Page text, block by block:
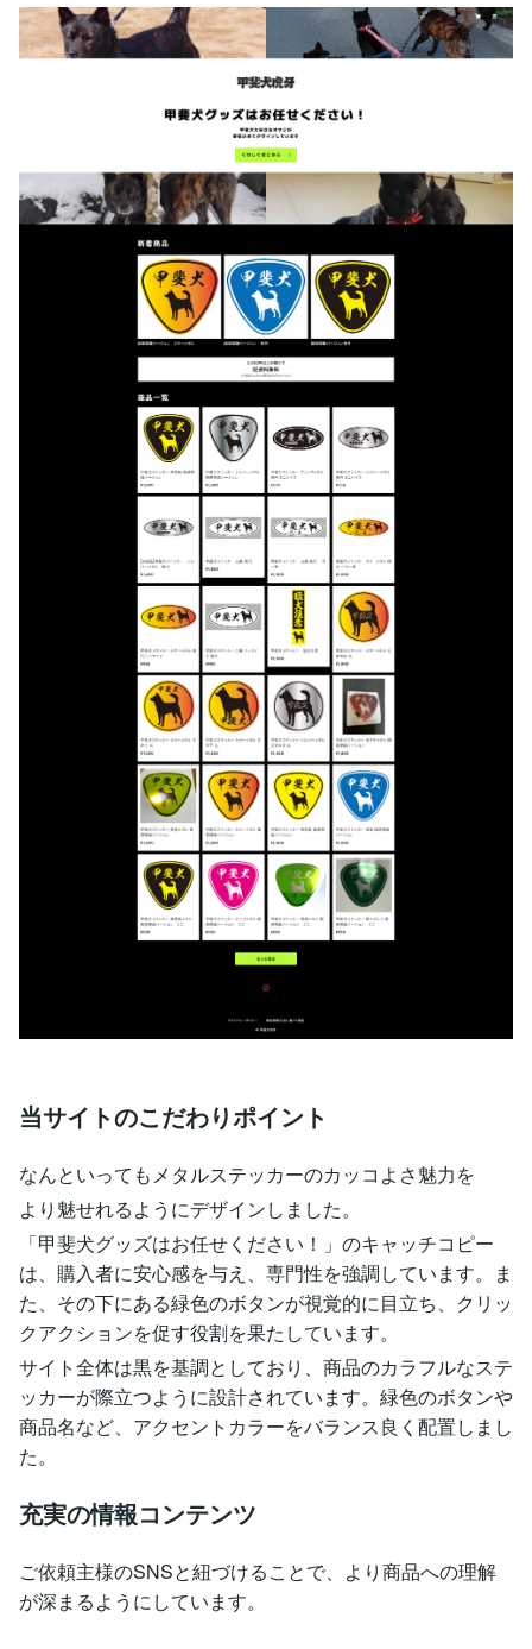
当サイトのこだわりポイント
なんといってもメタルステッカーのカッコよさ魅力を
より魅せれるようにデザインしました。
「甲斐犬グッズはお任せください！」のキャッチコピー
は、購入者に安心感を与え、専門性を強調しています。ま
た、その下にある緑色のボタンが視覚的に目立ち、クリッ
クアクションを促す役割を果たしています。
サイト全体は黒を基調としており、商品のカラフルなステ
ッカーが際立つように設計されています。緑色のボタンや
商品名など、アクセントカラーをバランス良く配置しまし
た。
充実の情報コンテンツ
ご依頼主様のSNSと紐づけることで、より商品への理解
が深まるようにしています。